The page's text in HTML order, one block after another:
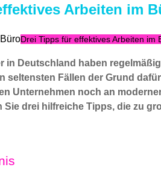
Arbeiten im
Drei Tipps für effektives Arbeiten im
in Deutschland haben
seltensten Fällen der Grund
Unternehmen noch an
Sie drei hilfreiche Tipps, die zu